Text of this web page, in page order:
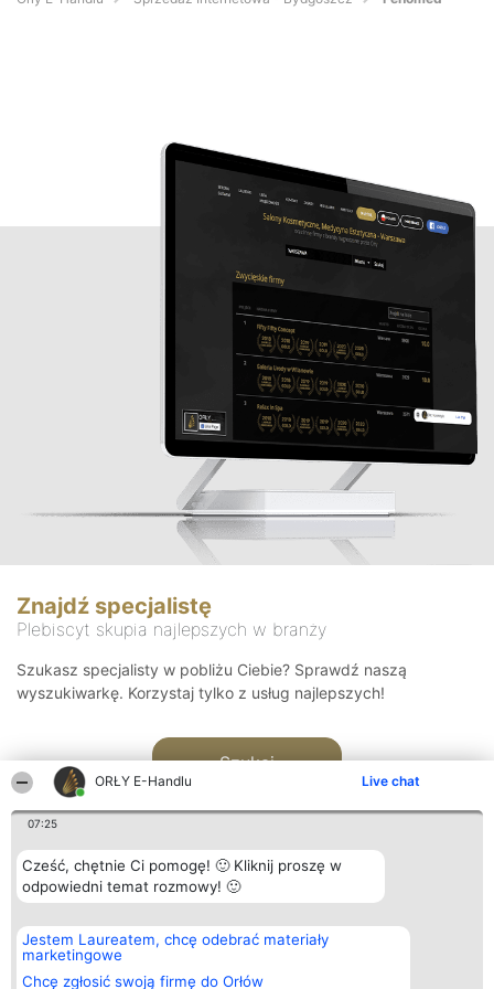
ORŁY E-Handlu Live chat
07:25
Cześć, chętnie Ci pomogę! 🙂 Kliknij proszę w
odpowiedni temat rozmowy! 🙂
Jestem Laureatem, chcę odebrać materiały
marketingowe
Chcę zgłosić swoją firmę do Orłów
Znajdź specjalistę
Plebiscyt skupia najlepszych w branży
Szukasz specjalisty w pobliżu Ciebie? Sprawdź naszą
wyszukiwarkę. Korzystaj tylko z usług najlepszych!
Szukaj
Organizator plebiscytu
Bright Side Solutions sp. z o.
o. sp. k.
ul. Ruska 22
Plebiscyt
Laureaci
wszystkich
Kontakt
Kontakt